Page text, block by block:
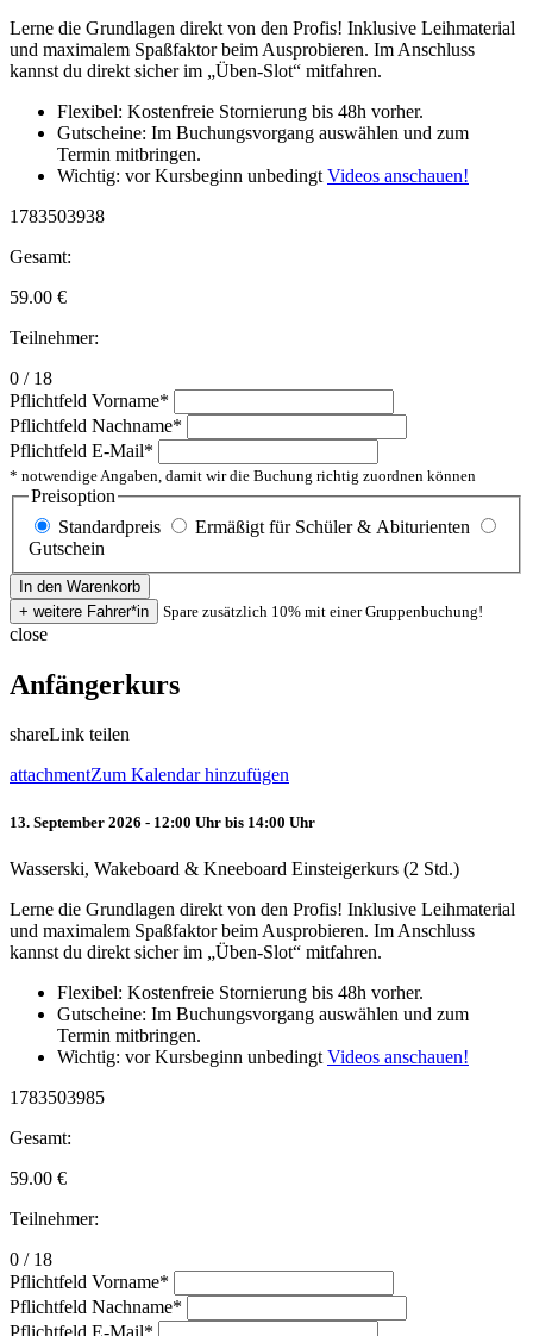
Lerne die Grundlagen direkt von den Profis! Inklusive Leihmaterial
und maximalem Spaßfaktor beim Ausprobieren. Im Anschluss
kannst du direkt sicher im „Üben-Slot“ mitfahren.
Flexibel: Kostenfreie Stornierung bis 48h vorher.
Gutscheine: Im Buchungsvorgang auswählen und zum
Termin mitbringen.
Wichtig: vor Kursbeginn unbedingt Videos anschauen!
1783503938
Gesamt:
59.00 €
Teilnehmer:
0 / 18
Pflichtfeld Vorname*
Pflichtfeld Nachname*
Pflichtfeld E-Mail*
* notwendige Angaben, damit wir die Buchung richtig zuordnen können
Preisoption
Standardpreis
Ermäßigt für Schüler & Abiturienten
Gutschein
Spare zusätzlich 10% mit einer Gruppenbuchung!
close
Anfängerkurs
shareLink teilen
attachmentZum Kalendar hinzufügen
13. September 2026 - 12:00 Uhr bis 14:00 Uhr
Wasserski, Wakeboard & Kneeboard Einsteigerkurs (2 Std.)
Lerne die Grundlagen direkt von den Profis! Inklusive Leihmaterial
und maximalem Spaßfaktor beim Ausprobieren. Im Anschluss
kannst du direkt sicher im „Üben-Slot“ mitfahren.
Flexibel: Kostenfreie Stornierung bis 48h vorher.
Gutscheine: Im Buchungsvorgang auswählen und zum
Termin mitbringen.
Wichtig: vor Kursbeginn unbedingt Videos anschauen!
1783503985
Gesamt:
59.00 €
Teilnehmer:
0 / 18
Pflichtfeld Vorname*
Pflichtfeld Nachname*
Pflichtfeld E-Mail*